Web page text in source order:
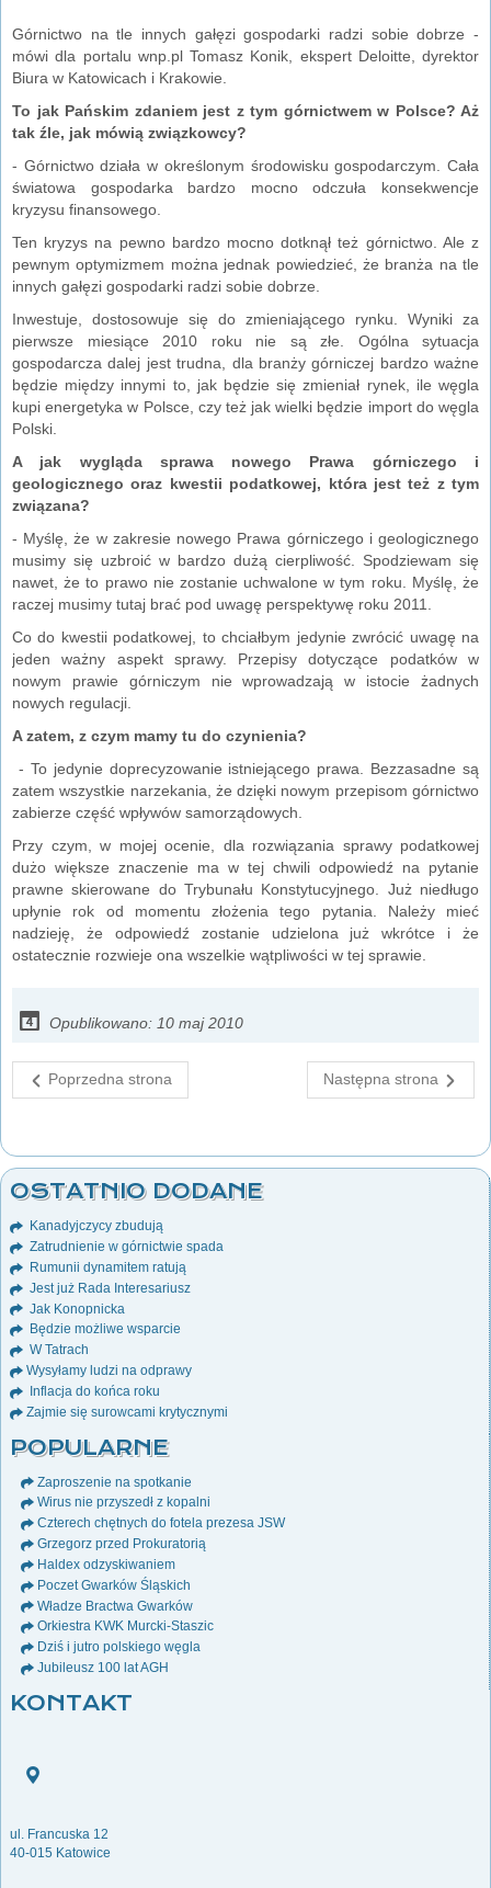
Górnictwo na tle innych gałęzi gospodarki radzi sobie dobrze -
mówi dla portalu wnp.pl Tomasz Konik, ekspert Deloitte, dyrektor
Biura w Katowicach i Krakowie.
To jak Pańskim zdaniem jest z tym górnictwem w Polsce? Aż
tak źle, jak mówią związkowcy?
- Górnictwo działa w określonym środowisku gospodarczym. Cała
światowa gospodarka bardzo mocno odczuła konsekwencje
kryzysu finansowego.
Ten kryzys na pewno bardzo mocno dotknął też górnictwo. Ale z
pewnym optymizmem można jednak powiedzieć, że branża na tle
innych gałęzi gospodarki radzi sobie dobrze.
Inwestuje, dostosowuje się do zmieniającego rynku. Wyniki za
pierwsze miesiące 2010 roku nie są złe. Ogólna sytuacja
gospodarcza dalej jest trudna, dla branży górniczej bardzo ważne
będzie między innymi to, jak będzie się zmieniał rynek, ile węgla
kupi energetyka w Polsce, czy też jak wielki będzie import do węgla
Polski.
A jak wygląda sprawa nowego Prawa górniczego i
geologicznego oraz kwestii podatkowej, która jest też z tym
związana?
- Myślę, że w zakresie nowego Prawa górniczego i geologicznego
musimy się uzbroić w bardzo dużą cierpliwość. Spodziewam się
nawet, że to prawo nie zostanie uchwalone w tym roku. Myślę, że
raczej musimy tutaj brać pod uwagę perspektywę roku 2011.
Co do kwestii podatkowej, to chciałbym jedynie zwrócić uwagę na
jeden ważny aspekt sprawy. Przepisy dotyczące podatków w
nowym prawie górniczym nie wprowadzają w istocie żadnych
nowych regulacji.
A zatem, z czym mamy tu do czynienia?
- To jedynie doprecyzowanie istniejącego prawa. Bezzasadne są
zatem wszystkie narzekania, że dzięki nowym przepisom górnictwo
zabierze część wpływów samorządowych.
Przy czym, w mojej ocenie, dla rozwiązania sprawy podatkowej
dużo większe znaczenie ma w tej chwili odpowiedź na pytanie
prawne skierowane do Trybunału Konstytucyjnego. Już niedługo
upłynie rok od momentu złożenia tego pytania. Należy mieć
nadzieję, że odpowiedź zostanie udzielona już wkrótce i że
ostatecznie rozwieje ona wszelkie wątpliwości w tej sprawie.
Opublikowano: 10 maj 2010
Poprzedna strona Następna strona
OSTATNIO DODANE
Kanadyjczycy zbudują
Zatrudnienie w górnictwie spada
Rumunii dynamitem ratują
Jest już Rada Interesariusz
Jak Konopnicka
Będzie możliwe wsparcie
W Tatrach
Wysyłamy ludzi na odprawy
Inflacja do końca roku
Zajmie się surowcami krytycznymi
POPULARNE
Zaproszenie na spotkanie
Wirus nie przyszedł z kopalni
Czterech chętnych do fotela prezesa JSW
Grzegorz przed Prokuratorią
Haldex odzyskiwaniem
Poczet Gwarków Śląskich
Władze Bractwa Gwarków
Orkiestra KWK Murcki-Staszic
Dziś i jutro polskiego węgla
Jubileusz 100 lat AGH
KONTAKT
ul. Francuska 12
40-015 Katowice